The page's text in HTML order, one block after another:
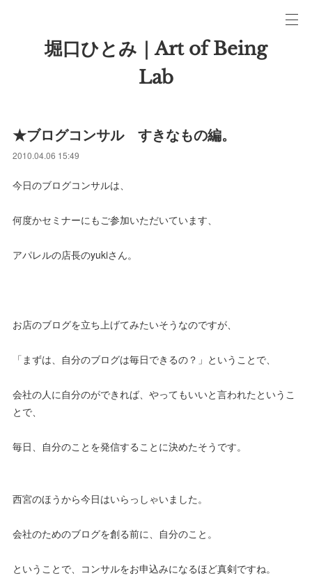
堀口ひとみ｜Art of Being
Lab
★ブログコンサル すきなもの編。
2010.04.06 15:49
今日のブログコンサルは、
何度かセミナーにもご参加いただいています、
アパレルの店長のyukiさん。
お店のブログを立ち上げてみたいそうなのですが、
「まずは、自分のブログは毎日できるの？」ということで、
会社の人に自分のができれば、やってもいいと言われたというこ
とで、
毎日、自分のことを発信することに決めたそうです。
西宮のほうから今日はいらっしゃいました。
会社のためのブログを創る前に、自分のこと。
ということで、コンサルをお申込みになるほど真剣ですね。